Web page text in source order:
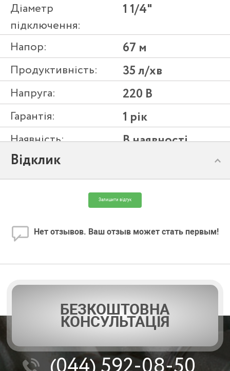
Діаметр
підключення:
1 1/4"
Напор: 67 м
Продуктивність: 35 л/хв
Напруга: 220 В
Гарантія: 1 рік
Наявність: В наявності
Модель:
Відклик
Залишити відгук
Нет отзывов. Ваш отзыв может стать первым!
БЕЗКОШТОВНА
КОНСУЛЬТАЦІЯ